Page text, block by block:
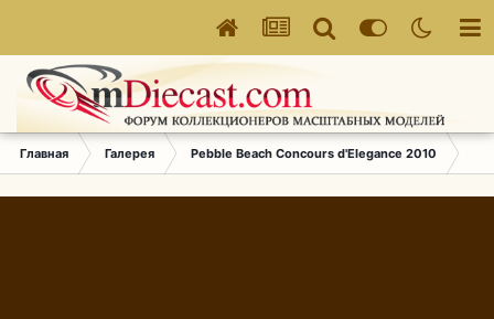
Главная Галерея Pebble Beach Concours d'Elegance 2010